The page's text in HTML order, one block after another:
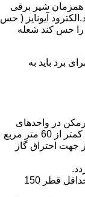
شیر برقی
آیونایز ( حس
را حس کند شعله
برد باید به
در واحدهای
مسکونی و غیر مسکونی که مسحت آن ها کمتر از 60 متر مربع
جهت احتراق گاز
در بالای محل نصب آبگرمکن دودکشی با حداقل قطر 150